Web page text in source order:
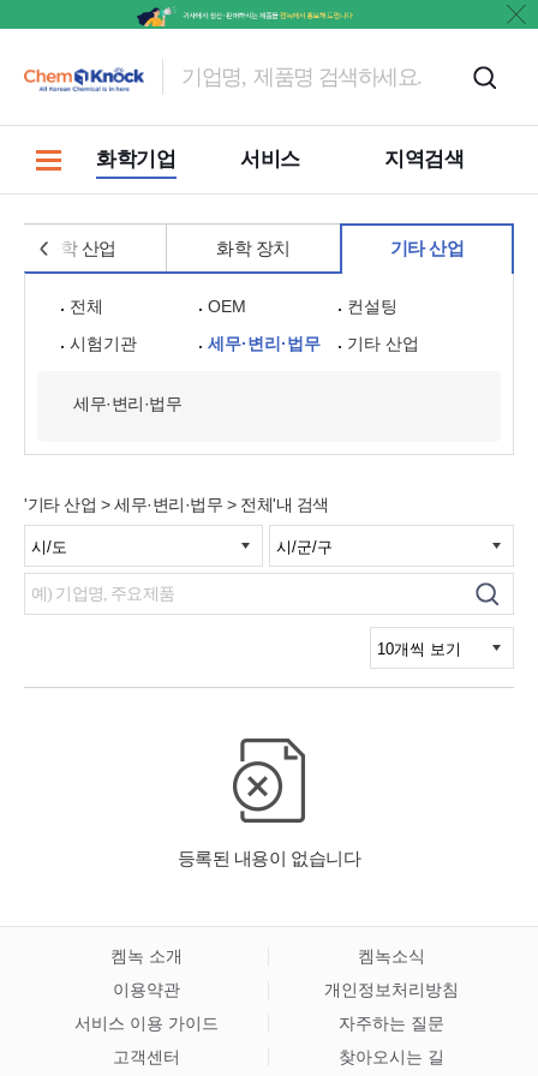
화학기업 서비스 지역검색
화학 산업 화학 장치 기타 산업
전체 OEM
컨설팅
시험기관
세무·변리·법무 기타 산업
세무·변리·법무
'기타 산업 > 세무·변리·법무 > 전체'내 검색
켐녹 소개
켐녹소식
이용약관
개인정보처리방침
서비스 이용 가이드
자주하는 질문
고객센터
찾아오시는 길